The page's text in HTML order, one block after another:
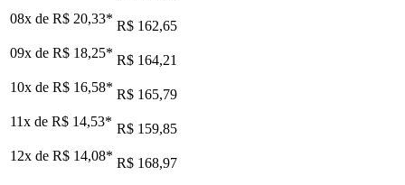
08x de R$ 20,33* R$ 162,65
09x de R$ 18,25* R$ 164,21
10x de R$ 16,58* R$ 165,79
11x de R$ 14,53* R$ 159,85
12x de R$ 14,08* R$ 168,97